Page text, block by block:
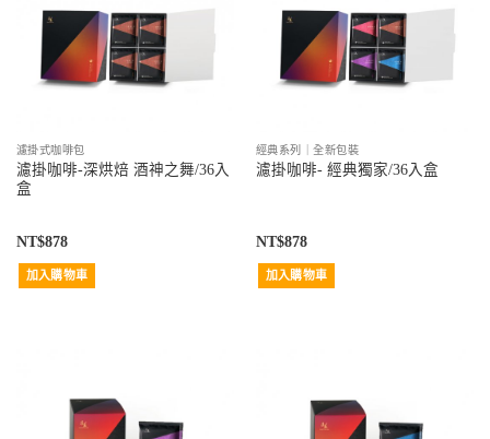
濾掛式咖啡包
濾掛咖啡-深烘焙 酒神之舞/36入
盒
NT$878
加入購物車
經典系列｜全新包裝
濾掛咖啡- 經典獨家/36入盒
NT$878
加入購物車